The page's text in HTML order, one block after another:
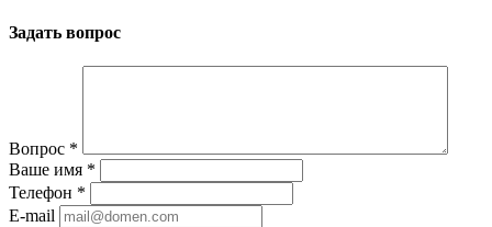
Задать вопрос
Вопрос *
Ваше имя *
Телефон *
E-mail